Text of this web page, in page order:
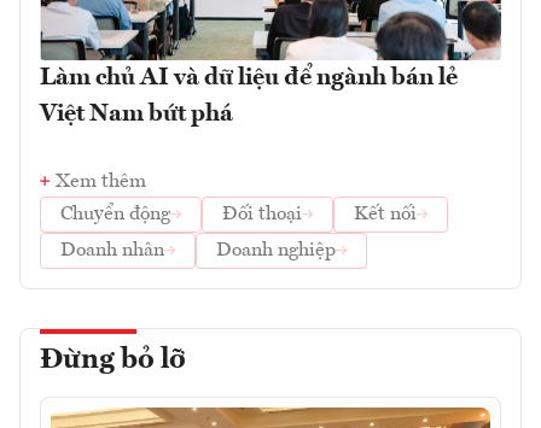
Làm chủ AI và dữ liệu để ngành bán lẻ
Việt Nam bứt phá
Xem thêm
Chuyển động
Đối thoại
Kết nối
Doanh nhân
Doanh nghiệp
Đừng bỏ lỡ